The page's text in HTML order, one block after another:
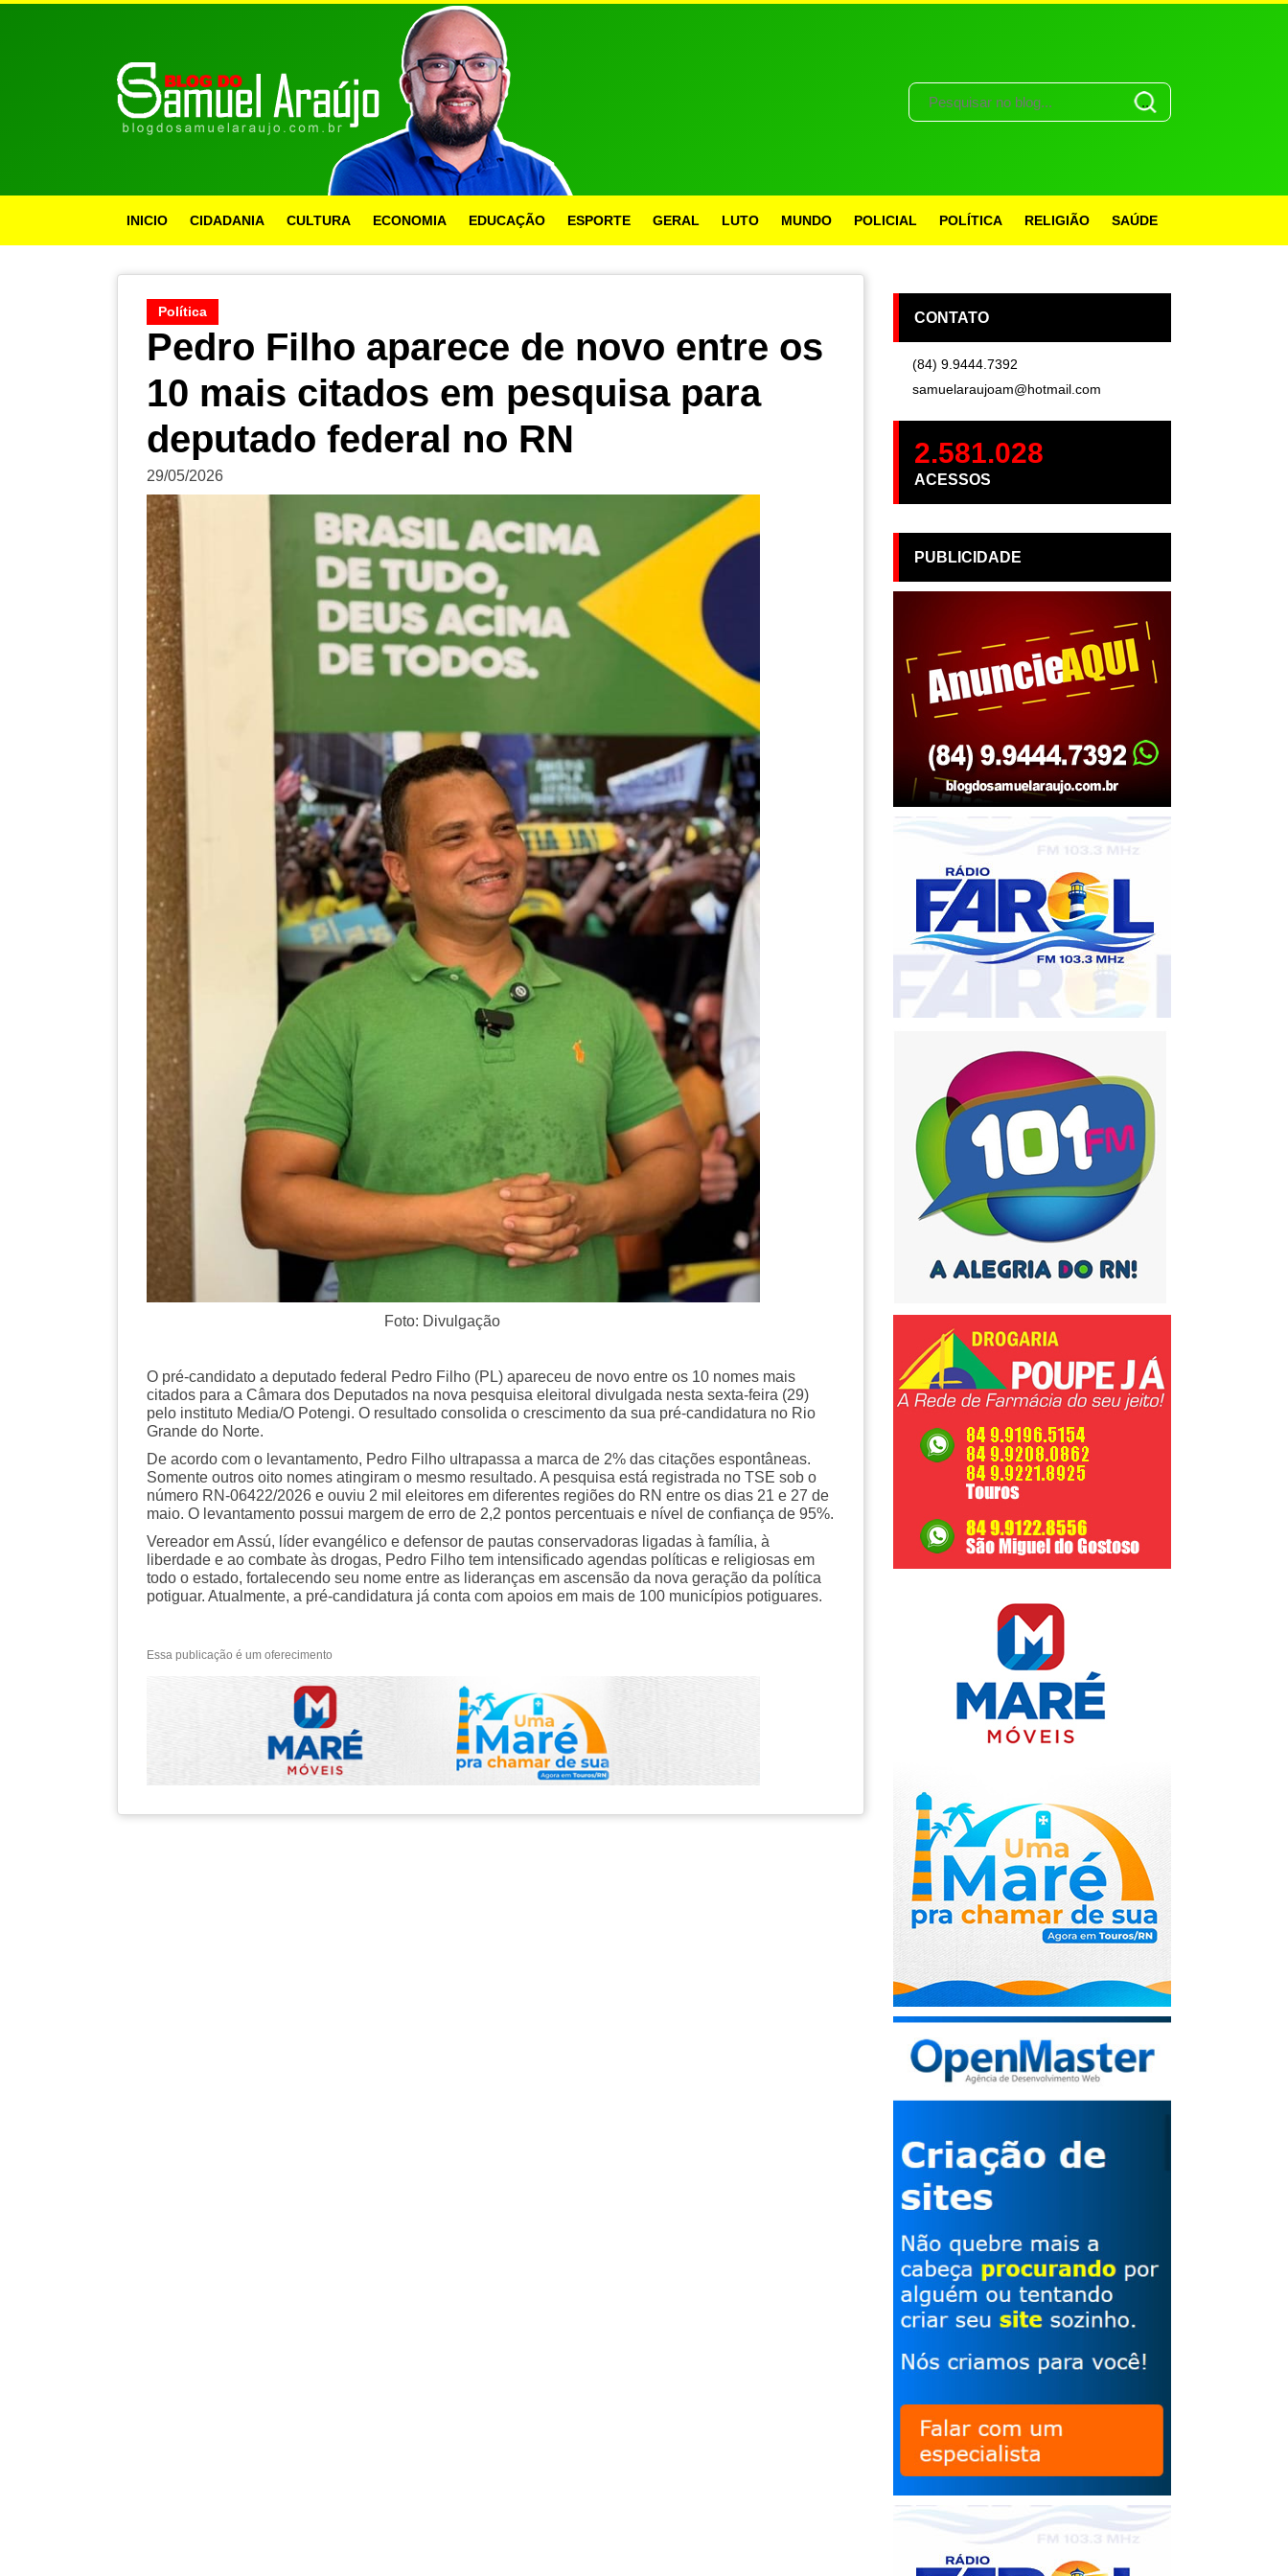
INICIO CIDADANIA CULTURA ECONOMIA EDUCAÇÃO ESPORTE GERAL LUTO MUNDO POLICIAL POLÍTICA RELIGIÃO SAÚDE
Política
Pedro Filho aparece de novo entre os
10 mais citados em pesquisa para
deputado federal no RN
29/05/2026
Foto: Divulgação
O pré-candidato a deputado federal Pedro Filho (PL) apareceu de novo entre os 10 nomes mais
citados para a Câmara dos Deputados na nova pesquisa eleitoral divulgada nesta sexta-feira (29)
pelo instituto Media/O Potengi. O resultado consolida o crescimento da sua pré-candidatura no Rio
Grande do Norte.
De acordo com o levantamento, Pedro Filho ultrapassa a marca de 2% das citações espontâneas.
Somente outros oito nomes atingiram o mesmo resultado. A pesquisa está registrada no TSE sob o
número RN-06422/2026 e ouviu 2 mil eleitores em diferentes regiões do RN entre os dias 21 e 27 de
maio. O levantamento possui margem de erro de 2,2 pontos percentuais e nível de confiança de 95%.
Vereador em Assú, líder evangélico e defensor de pautas conservadoras ligadas à família, à
liberdade e ao combate às drogas, Pedro Filho tem intensificado agendas políticas e religiosas em
todo o estado, fortalecendo seu nome entre as lideranças em ascensão da nova geração da política
potiguar. Atualmente, a pré-candidatura já conta com apoios em mais de 100 municípios potiguares.
Essa publicação é um oferecimento
CONTATO
(84) 9.9444.7392
samuelaraujoam@hotmail.com
2.581.028
ACESSOS
PUBLICIDADE